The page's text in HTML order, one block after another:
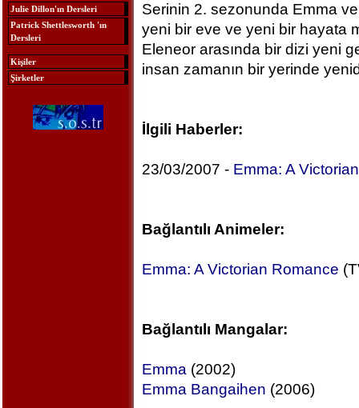
Julie Dillon'ın Dersleri
Patrick Shettlesworth 'ın
Dersleri
Kişiler
Şirketler
Serinin 2. sezonunda Emma
yeni bir eve ve yeni bir hayata
Eleneor arasında bir dizi yeni
insan zamanın bir yerinde
İlgili Haberler:
23/03/2007 - Emma: A
Bağlantılı Animeler:
Emma: A Victorian Romance
Bağlantılı Mangalar:
Emma (2002)
Emma Bangaihen (2006)